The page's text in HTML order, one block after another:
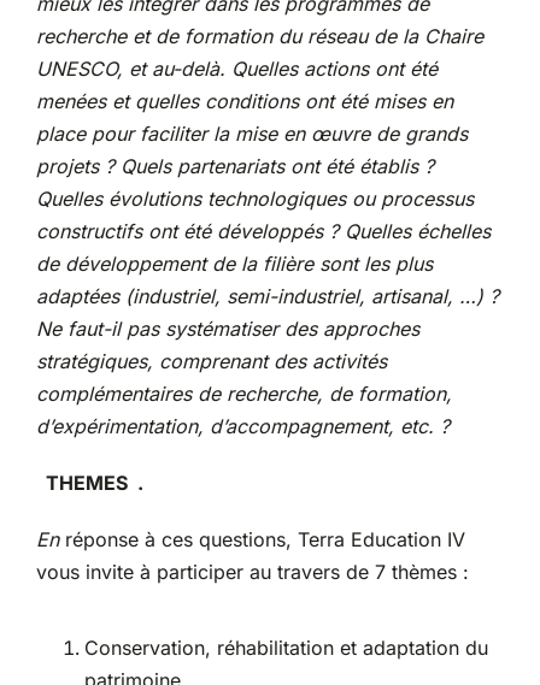
recherche et de formation du réseau de la Chaire
UNESCO, et au-delà. Quelles actions ont été
menées et quelles conditions ont été mises en
place pour faciliter la mise en œuvre de grands
projets ? Quels partenariats ont été établis ?
Quelles évolutions technologiques ou processus
constructifs ont été développés ? Quelles échelles
de développement de la filière sont les plus
adaptées (industriel, semi-industriel, artisanal, …) ?
Ne faut-il pas systématiser des approches
stratégiques, comprenant des activités
complémentaires de recherche, de formation,
d’expérimentation, d’accompagnement, etc. ?
THEMES .
En réponse à ces questions, Terra Education IV
vous invite à participer au travers de 7 thèmes :
Conservation, réhabilitation et adaptation du